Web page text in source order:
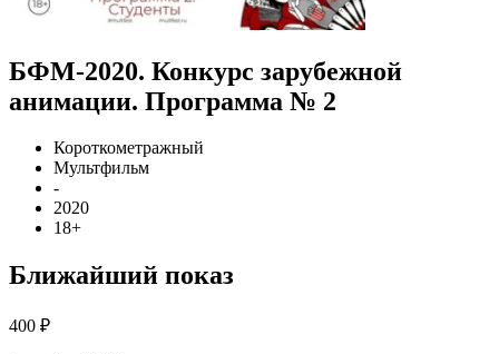
БФМ-2020. Конкурс зарубежной
анимации. Программа № 2
Короткометражный
Мультфильм
-
2020
18+
Ближайший показ
400 ₽